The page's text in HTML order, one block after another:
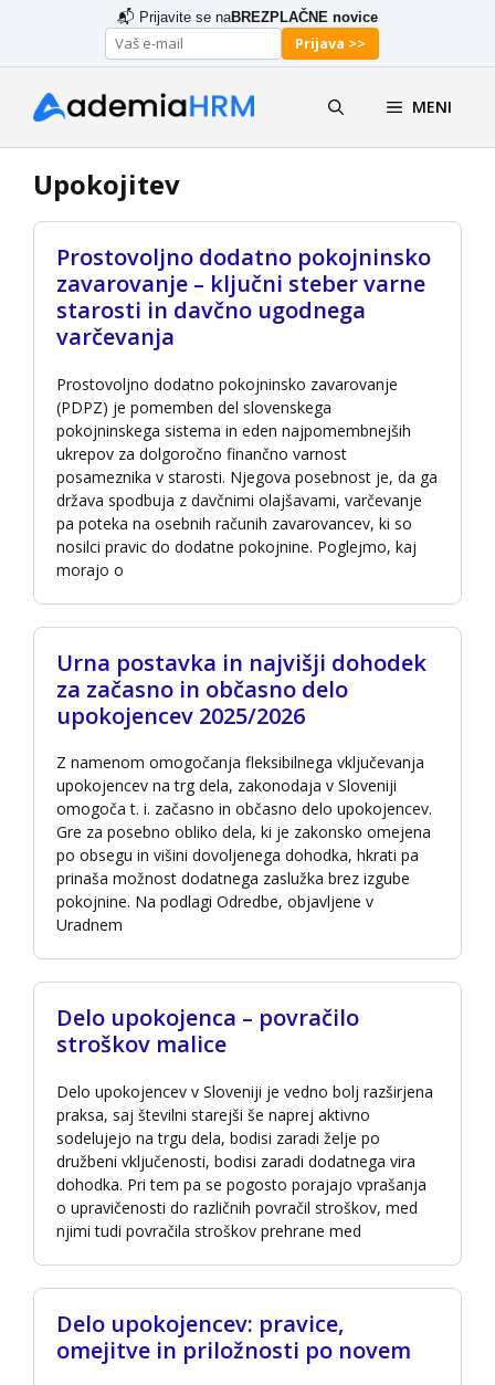
📬 Prijavite se naBREZPLAČNE novice
Prijava >>
MENI
Upokojitev
Prostovoljno dodatno pokojninsko
zavarovanje – ključni steber varne
starosti in davčno ugodnega
varčevanja
Prostovoljno dodatno pokojninsko zavarovanje
(PDPZ) je pomemben del slovenskega
pokojninskega sistema in eden najpomembnejših
ukrepov za dolgoročno finančno varnost
posameznika v starosti. Njegova posebnost je, da ga
država spodbuja z davčnimi olajšavami, varčevanje
pa poteka na osebnih računih zavarovancev, ki so
nosilci pravic do dodatne pokojnine. Poglejmo, kaj
morajo o
Urna postavka in najvišji dohodek
za začasno in občasno delo
upokojencev 2025/2026
Z namenom omogočanja fleksibilnega vključevanja
upokojencev na trg dela, zakonodaja v Sloveniji
omogoča t. i. začasno in občasno delo upokojencev.
Gre za posebno obliko dela, ki je zakonsko omejena
po obsegu in višini dovoljenega dohodka, hkrati pa
prinaša možnost dodatnega zaslužka brez izgube
pokojnine. Na podlagi Odredbe, objavljene v
Uradnem
Delo upokojenca – povračilo
stroškov malice
Delo upokojencev v Sloveniji je vedno bolj razširjena
praksa, saj številni starejši še naprej aktivno
sodelujejo na trgu dela, bodisi zaradi želje po
družbeni vključenosti, bodisi zaradi dodatnega vira
dohodka. Pri tem pa se pogosto porajajo vprašanja
o upravičenosti do različnih povračil stroškov, med
njimi tudi povračila stroškov prehrane med
Delo upokojencev: pravice,
omejitve in priložnosti po novem